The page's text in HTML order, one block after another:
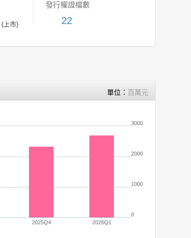
(上市)
發行權證檔數
22
單位： 百萬元
2025Q4 2026Q1
0
1000
2000
3000